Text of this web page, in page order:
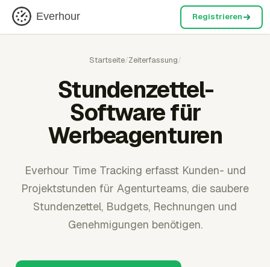
Everhour Registrieren
Startseite/Zeiterfassung/
Stundenzettel-
Software für
Werbeagenturen
Everhour Time Tracking erfasst Kunden- und
Projektstunden für Agenturteams, die saubere
Stundenzettel, Budgets, Rechnungen und
Genehmigungen benötigen.